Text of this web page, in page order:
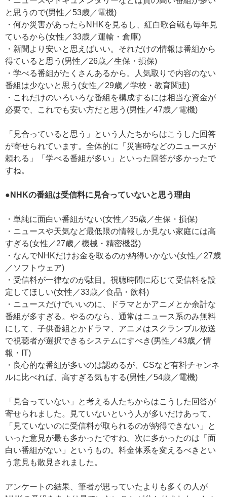
と思うので(男性／53歳／電機)
・何か災害があったらNHKを見るし、紅白歌合戦も毎年見
ているから(女性／33歳／運輸・倉庫)
・新聞より安いと思えばいい。それだけの情報は番組から
得ていると思う(男性／26歳／生保・損保)
・学べる番組がたくさんあるから。人気取りで内容のない
番組は少ないと思う(女性／29歳／学校・教育関連)
・これだけのいろいろな番組を構成するには相当な資金が
必要で、これでも安い方だと思う(男性／47歳／電機)
「見合っていると思う」という人たちからはこうした回答
が寄せられています。全体的に「災害時などのニュースが
頼れる」「学べる番組が多い」といった回答が多かったで
すね。
●NHKの番組は受信料に見合っていないと思う理由
・単純に面白い番組がない(女性／35歳／生保・損保)
・ニュースや天気など最低限の情報しか見ない家庭には高
すぎる(女性／27歳／機械・精密機器)
・なんでNHKだけお金を取るのか納得いかない(女性／27歳
／ソフトウェア)
・受信料が一律なのが駄目。視聴時間に応じて受信料を設
定してほしい(女性／33歳／食品・飲料)
・ニュースだけでいいのに、ドラマとかアニメとか余計な
番組が多すぎる。やるのなら、通常はニュース系のみ無料
にして、子供番組とかドラマ、アニメはスクランブル放送
で視聴者が選択できるシステムにすべき(男性／43歳／情
報・IT)
・良心的な番組が多いのは認めるが、CSなど有料チャンネ
ルに比べれば、高すぎる気もする(男性／54歳／電機)
「見合っていない」と考える人たちからはこうした回答が
寄せられました。見ていないという人が多いだけあって、
「見ていないのに受信料が取られるのが納得できない」と
いった意見が最も多かったですね。次に多かったのは「面
白い番組がない」というもの。料金体系を変えるべきとい
う意見も散見されました。
アンケートの結果、筆者が思っていたよりも多くの人が